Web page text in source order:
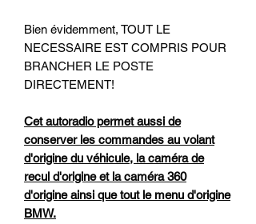
Bien évidemment, TOUT LE
NECESSAIRE EST COMPRIS POUR
BRANCHER LE POSTE
DIRECTEMENT!
Cet autoradio permet aussi de
conserver les commandes au volant
d'origine du véhicule, la caméra de
recul d'origine et la caméra 360
d'origine ainsi que tout le menu d'origine
BMW.